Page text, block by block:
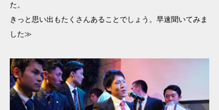
た。
きっと思い出もたくさんあることでしょう。早速聞いてみま
した≫